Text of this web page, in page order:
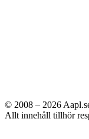
© 2008 – 2026
Allt innehåll tillhör